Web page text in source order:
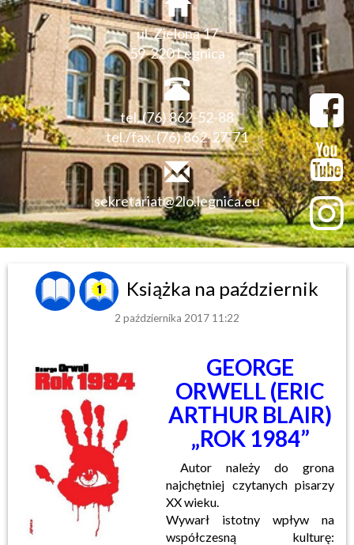
ul. Zielona 17
59-220 Legnica
tel. (76) 862-52-88
tel./fax. (76) 862-27-71
sekretariat@2lo.legnica.eu
Książka na październik
2 października 2017 11:22
GEORGE
ORWELL (ERIC
ARTHUR BLAIR)
„ROK 1984”
Autor należy do grona
najchętniej czytanych pisarzy
XX wieku.
Wywarł istotny wpływ na
współczesną kulturę: